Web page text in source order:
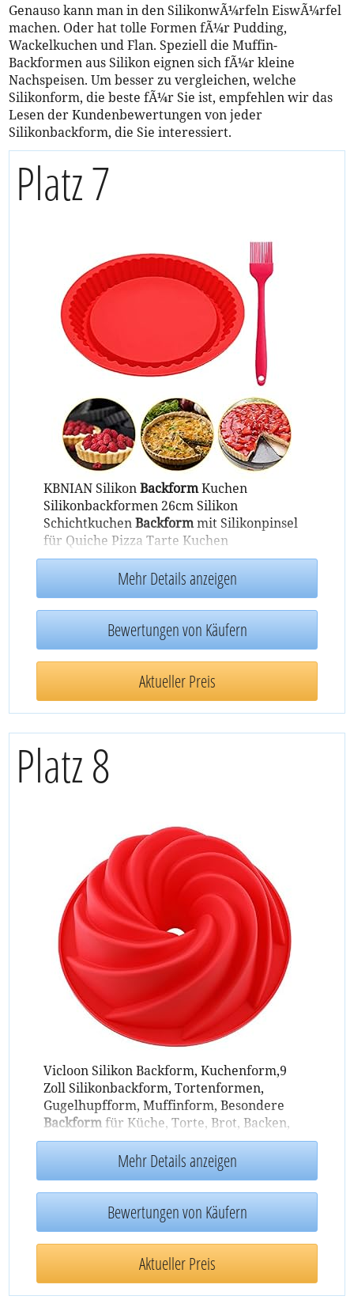
Genauso kann man in den SilikonwÃ¼rfeln EiswÃ¼rfel
machen. Oder hat tolle Formen fÃ¼r Pudding,
Wackelkuchen und Flan. Speziell die Muffin-
Backformen aus Silikon eignen sich fÃ¼r kleine
Nachspeisen. Um besser zu vergleichen, welche
Silikonform, die beste fÃ¼r Sie ist, empfehlen wir das
Lesen der Kundenbewertungen von jeder
Silikonbackform, die Sie interessiert.
Platz 7
KBNIAN SilikonBackformKuchen
Silikonbackformen 26cm Silikon
SchichtkuchenBackformmit Silikonpinsel
für Quiche Pizza Tarte Kuchen
Mehr Details anzeigen
Bewertungen von Käufern
Aktueller Preis
Platz 8
Vicloon Silikon Backform, Kuchenform,9
Zoll Silikonbackform, Tortenformen,
Gugelhupfform, Muffinform, Besondere
Backformfür Küche, Torte, Brot, Backen,
Pudding- Rose Form, Rot
Mehr Details anzeigen
Bewertungen von Käufern
Aktueller Preis